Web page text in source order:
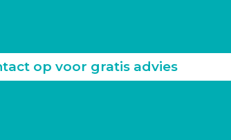
op voor gratis advies